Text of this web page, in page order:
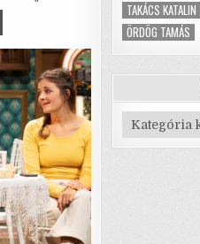
p
TAKÁCS KATALIN
ÖRDÖG TAMÁS
Kategóriák